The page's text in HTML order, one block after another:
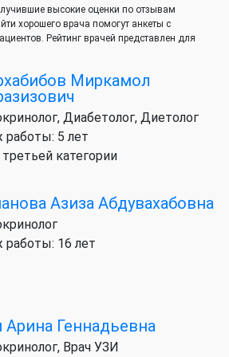
высокие оценки по отзывам
хорошего врача помогут анкеты с
Рейтинг врачей представлен для
Миркамол
Диабетолог, Диетолог
работы: 5 лет
третьей категории
Азиза Абдувахабовна
работы: 16 лет
Арина Геннадьевна
Врач УЗИ